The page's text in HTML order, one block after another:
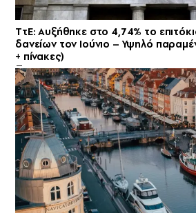
ΤτΕ: Αυξήθηκε στο 4,74% το
δανείων τον Ιούνιο – Υψηλό
+ πίνακες)